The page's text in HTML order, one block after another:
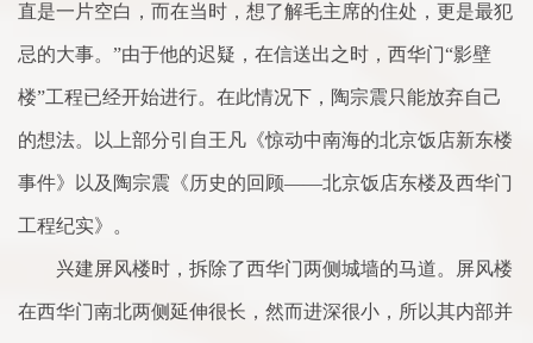
直是一片空白，而在当时，想了解毛主席的住处，更是最犯
忌的大事。”由于他的迟疑，在信送出之时，西华门“影壁
楼”工程已经开始进行。在此情况下，陶宗震只能放弃自己
的想法。以上部分引自王凡《惊动中南海的北京饭店新东楼
事件》以及陶宗震《历史的回顾——北京饭店东楼及西华门
工程纪实》。
兴建屏风楼时，拆除了西华门两侧城墙的马道。屏风楼
在西华门南北两侧延伸很长，然而进深很小，所以其内部并